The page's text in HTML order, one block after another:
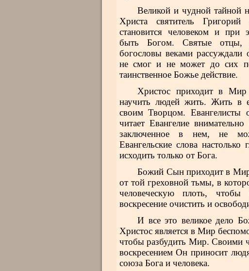
Великой и чудной тайной
Христа святитель
становится человеком и при
быть Богом. Святые отцы,
богословы веками
не смог и не может до сих
таинственное Божье действие.
Христос приходит в
научить людей жить. Жить в
своим Творцом. Евангелисты
читает Евангелие
заключенное в нем, не
Евангельские слова
исходить только от Бога.
Божий Сын приходит в Мир
от той греховной тьмы, в
человеческую плоть,
воскресение очистить и
И все это великое дело
Христос является в Мир
чтобы разбудить Мир. Своими
воскресением Он приносит
союза Бога и человека.